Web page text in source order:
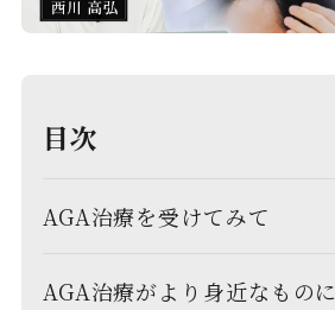
目次
AGA治療を受けてみて
AGA治療がより身近なものに